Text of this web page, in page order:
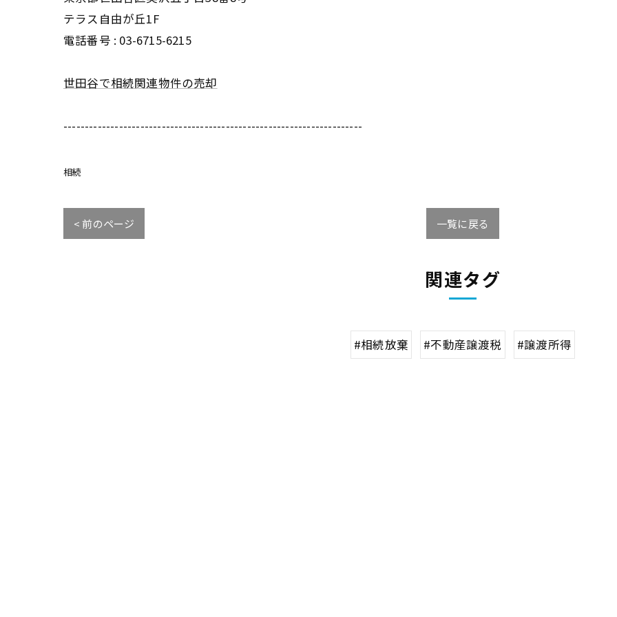
テラス自由が丘1F
電話番号 : 03-6715-6215
世田谷で相続関連物件の売却
----------------------------------------------------------------------
相続
< 前のページ 一覧に戻る
関連タグ
#相続放棄 #不動産譲渡税 #譲渡所得